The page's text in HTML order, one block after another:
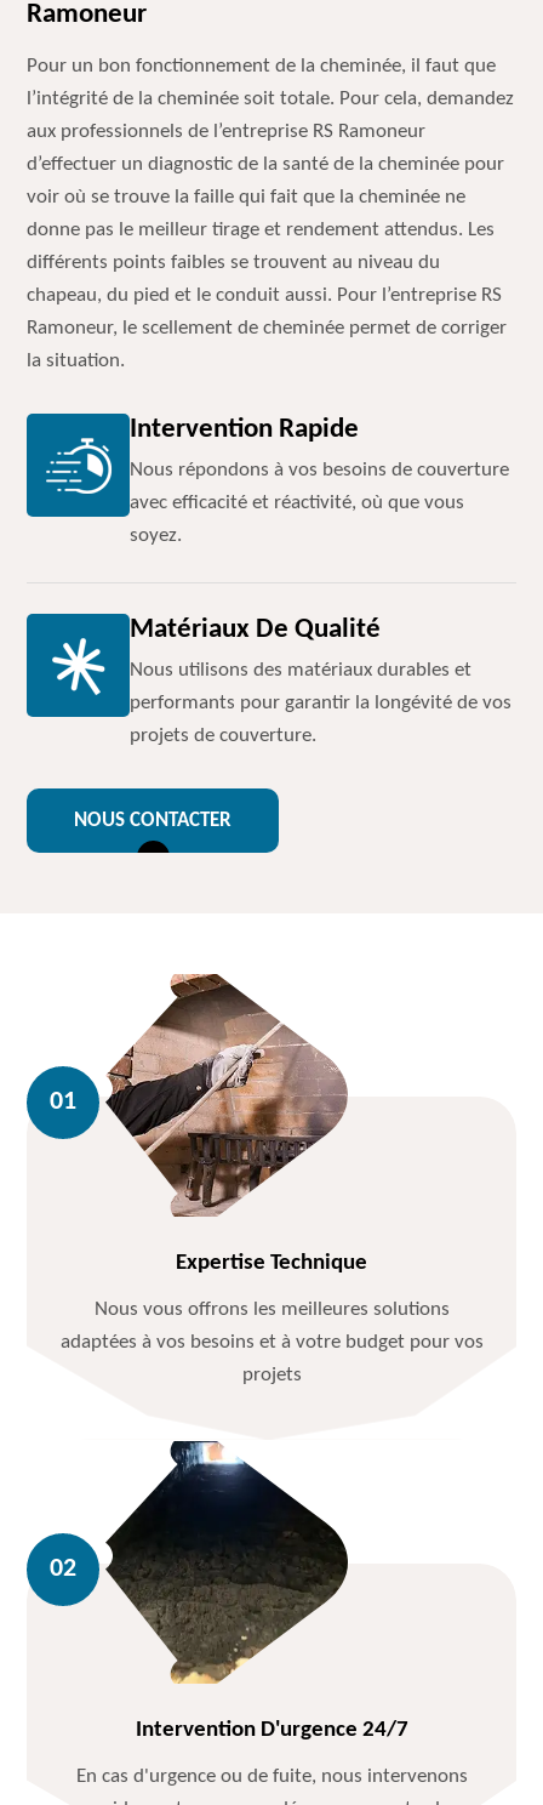
Ramoneur
Pour un bon fonctionnement de la cheminée, il faut que
l’intégrité de la cheminée soit totale. Pour cela, demandez
aux professionnels de l’entreprise RS Ramoneur
d’effectuer un diagnostic de la santé de la cheminée pour
voir où se trouve la faille qui fait que la cheminée ne
donne pas le meilleur tirage et rendement attendus. Les
différents points faibles se trouvent au niveau du
chapeau, du pied et le conduit aussi. Pour l’entreprise RS
Ramoneur, le scellement de cheminée permet de corriger
la situation.
Intervention Rapide
Nous répondons à vos besoins de couverture
avec efficacité et réactivité, où que vous
soyez.
Matériaux De Qualité
Nous utilisons des matériaux durables et
performants pour garantir la longévité de vos
projets de couverture.
NOUS CONTACTER
Expertise Technique
Nous vous offrons les meilleures solutions
adaptées à vos besoins et à votre budget pour vos
projets
Intervention D'urgence 24/7
En cas d'urgence ou de fuite, nous intervenons